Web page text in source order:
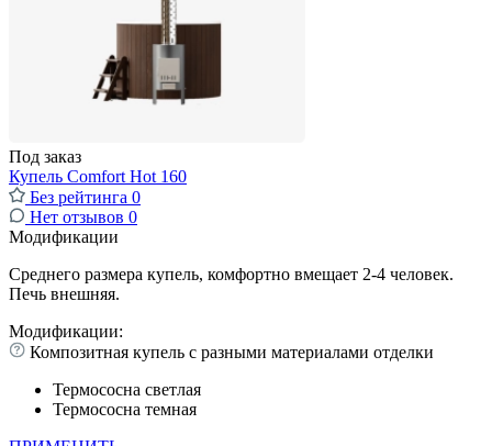
Под заказ
Купель Comfort Hot 160
Без рейтинга 0
Нет отзывов 0
Модификации
Среднего размера купель, комфортно вмещает 2-4 человек.
Печь внешняя.
Модификации:
Композитная купель с разными материалами отделки
Термососна светлая
Термососна темная